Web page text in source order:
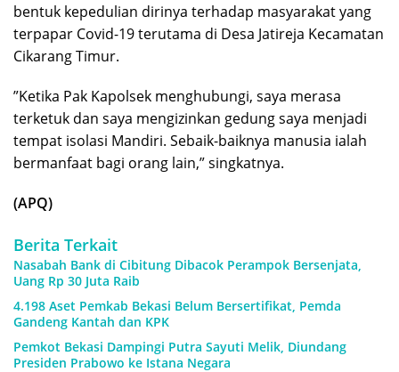
bentuk kepedulian dirinya terhadap masyarakat yang
terpapar Covid-19 terutama di Desa Jatireja Kecamatan
Cikarang Timur.
”Ketika Pak Kapolsek menghubungi, saya merasa
terketuk dan saya mengizinkan gedung saya menjadi
tempat isolasi Mandiri. Sebaik-baiknya manusia ialah
bermanfaat bagi orang lain,” singkatnya.
(APQ)
Berita Terkait
Nasabah Bank di Cibitung Dibacok Perampok Bersenjata,
Uang Rp 30 Juta Raib
4.198 Aset Pemkab Bekasi Belum Bersertifikat, Pemda
Gandeng Kantah dan KPK
Pemkot Bekasi Dampingi Putra Sayuti Melik, Diundang
Presiden Prabowo ke Istana Negara